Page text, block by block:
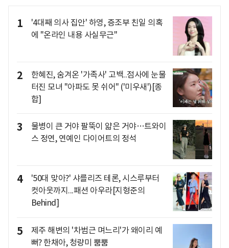
1
'4대째 의사 집안' 하영, 증조부 친일 의혹
에 "온라인 내용 사실무근"
2
한혜진, 숨겨온 '가족사' 고백..점사에 눈물
터진 모녀 "아파도 못 쉬어" ('미우새')[종
합]
3
물병이 큰 거야 팔뚝이 얇은 거야…트와이
스 정연, 연예인 다이어트의 정석
4
'50대 맞아?' 샤를리즈 테론, 시스루부터
컷아웃까지...패션 아우라[지형준의
Behind]
5
제주 해변의 '차범근 며느리'가 왜이리 예
뻐? 한채아, 청량미 뿜뿜